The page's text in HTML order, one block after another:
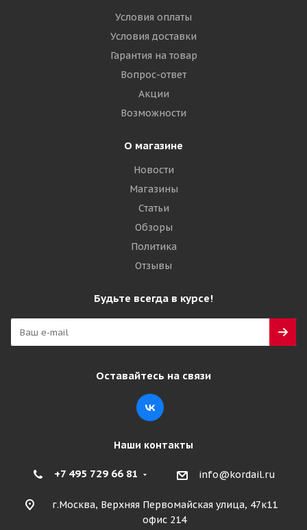
Условия оплаты
Условия доставки
Гарантия на товар
Вопрос-ответ
Акции
Возможности
О магазине
Новости
Магазины
Статьи
Обзоры
Политика
Отзывы
Будьте всегда в курсе!
Оставайтесь на связи
Наши контакты
+7 495 729 66 81 info@kordail.ru
г.Москва, Верхняя Первомайская улица, 47к11
офис 214